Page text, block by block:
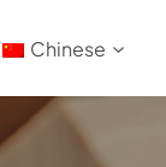
Chinese